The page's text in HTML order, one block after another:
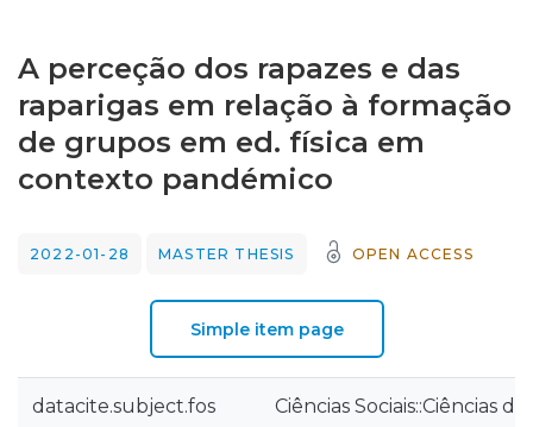
Entities
Statistics
A perceção dos rapazes e das
raparigas em relação à formação
de grupos em ed. física em
contexto pandémico
2022-01-28 MASTER THESIS OPEN ACCESS
Simple item page
datacite.subject.fos Ciências Sociais::Ciências